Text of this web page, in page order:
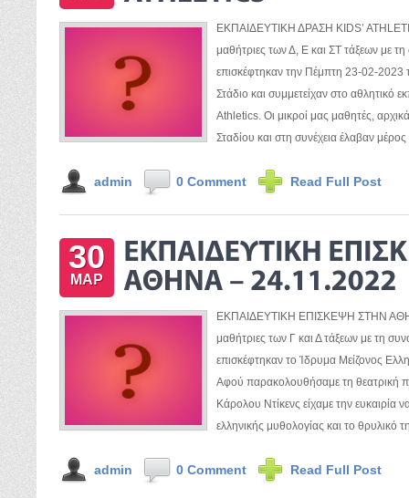
ΕΚΠΑΙΔΕΥΤΙΚΗ ΔΡΑΣΗ KIDS’
μαθήτριες των Δ, Ε και ΣΤ τάξεων με
επισκέφτηκαν την Πέμπτη 23-02-
Στάδιο και συμμετείχαν στο αθλητικό
Athletics. Οι μικροί μας μαθητές,
Σταδίου και στη συνέχεια έλαβαν μέρος
admin 0 Comment Read Full Post
30
ΜΑΡ
ΕΚΠΑΙΔΕΥΤΙΚΗ ΕΠΙΣΚΕΨΗ ΣΤΗΝ
μαθήτριες των Γ και Δ τάξεων με τη
επισκέφτηκαν το Ίδρυμα Μείζονος
Αφού παρακολουθήσαμε τη θεατρική
Κάρολου Ντίκενς είχαμε την ευκαιρία
ελληνικής μυθολογίας και το θρυλικό
admin 0 Comment Read Full Post